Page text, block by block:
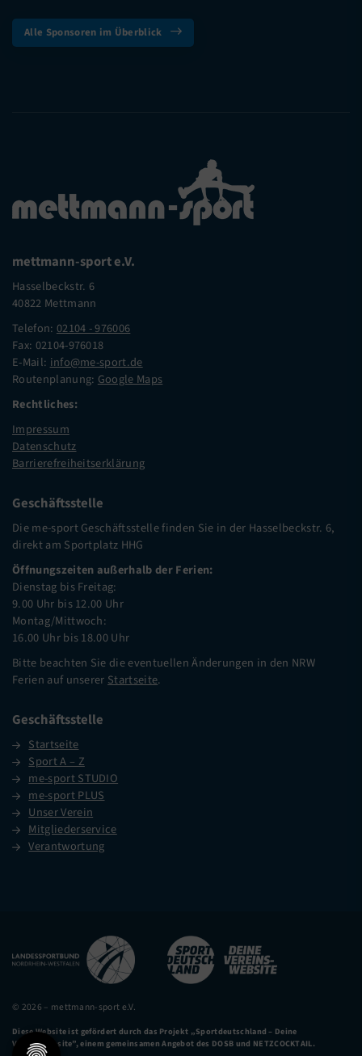
Alle Sponsoren im Überblick
mettmann-sport e.V.
Hasselbeckstr. 6
40822 Mettmann
Telefon: 02104 - 976006
Fax: 02104-976018
E-Mail: info@me-sport.de
Routenplanung: Google Maps
Rechtliches:
Impressum
Datenschutz
Barrierefreiheitserklärung
Geschäftsstelle
Die me-sport Geschäftsstelle finden Sie in der Hasselbeckstr. 6,
direkt am Sportplatz HHG
Öffnungszeiten außerhalb der Ferien:
Dienstag bis Freitag:
9.00 Uhr bis 12.00 Uhr
Montag/Mittwoch:
16.00 Uhr bis 18.00 Uhr
Bitte beachten Sie die eventuellen Änderungen in den NRW
Ferien auf unserer Startseite.
Geschäftsstelle
Startseite
Sport A – Z
me-sport STUDIO
me-sport PLUS
Unser Verein
Mitgliederservice
Verantwortung
© 2026 – mettmann-sport e.V.
Diese Website ist gefördert durch das Projekt „Sportdeutschland – Deine
Vereinswebsite”, einem gemeinsamen Angebot des DOSB und NETZCOCKTAIL.